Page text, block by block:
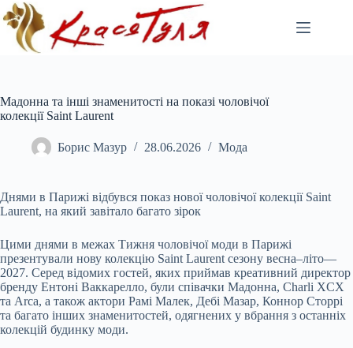
Перейти
до
вмісту
Мадонна та інші знаменитості на показі чоловічої
колекції Saint Laurent
Борис Мазур 28.06.2026 Мода
Днями в Парижі відбувся показ нової чоловічої колекції Saint
Laurent, на який завітало багато зірок
Цими днями в межах Тижня чоловічої моди в Парижі
презентували нову колекцію Saint Laurent сезону весна–літо—
2027. Серед відомих гостей, яких приймав креативний директор
бренду Ентоні Ваккарелло, були співачки Мадонна, Charli XCX
та Arca, а також актори Рамі Малек, Дебі Мазар, Коннор Сторрі
та багато інших знаменитостей, одягнених у вбрання з останніх
колекцій будинку моди.